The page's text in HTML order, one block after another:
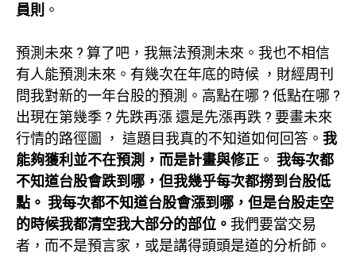
員則 。
預測未來 ? 算了吧，我無法預測未來。我也不相信
有人能預測未來。有幾次在年底的時候 ，財經周刊
問我對新的一年台股的預測。高點在哪 ? 低點在哪 ?
出現在第幾季 ? 先跌再漲 還是先漲再跌 ? 要畫未來
行情的路徑圖 ， 這題目我真的不知道如何回答。 我
能夠獲利並不在預測，而是計畫與修正 。 我每次都
不知道台股會跌到哪，但我幾乎每次都撈到台股低
點。 我每次都不知道台股會漲到哪，但是台股走空
的時候我都清空我大部分的部位。 我們要當交易
者，而不是預言家，或是講得頭頭是道的分析師。